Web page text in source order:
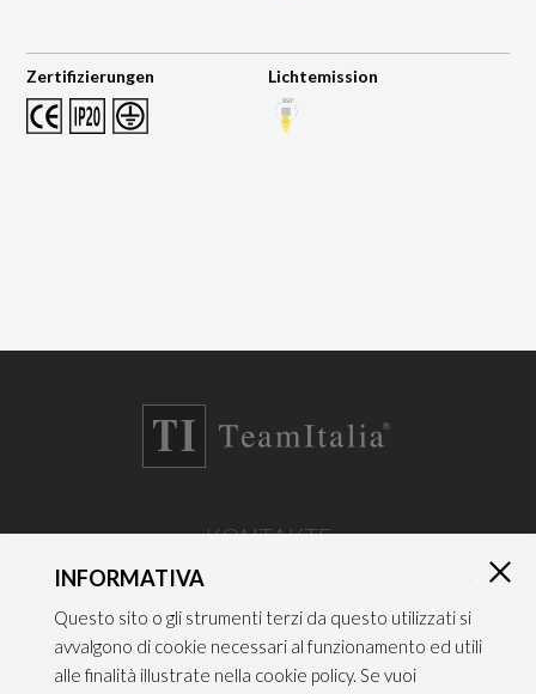
Zertifizierungen Lichtemission
KONTAKTE
TEAM ITALIA S.R.L.
Via dell’Artigianato 21
Caselle di Sommacampagna
37066 VERONA — ITALY
INFORMATIVA
Questo sito o gli strumenti terzi da questo utilizzati si
avvalgono di cookie necessari al funzionamento ed utili
alle finalità illustrate nella cookie policy. Se vuoi